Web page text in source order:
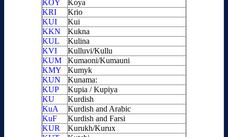
KOY
Koya
KRI
Krio
KUI
Kui
KKN
Kukna
KUL
Kulina
KVI
Kulluvi/Kullu
KUM
Kumaoni/Kumauni
KMY
Kumyk
KUN
Kunama:
KUP
Kupia / Kupiya
KU
Kurdish
KuA
Kurdish and Arabic
KuF
Kurdish and Farsi
KUR
Kurukh/Kurux